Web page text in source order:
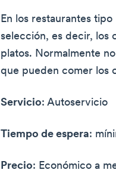
En los restaurantes
selección, es decir, los
platos. Normalmente
que pueden comer los
Servicio: Autoservicio
Tiempo de espera:
Precio: Económico a